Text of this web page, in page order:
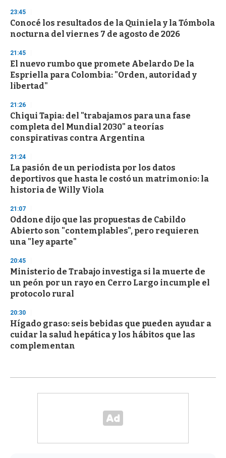
s
e
c
o
d
s
23:45
Conocé los resultados de la Quiniela y la Tómbola
nocturna del viernes 7 de agosto de 2026
21:45
El nuevo rumbo que promete Abelardo De la
Espriella para Colombia: "Orden, autoridad y
libertad"
21:26
Chiqui Tapia: del "trabajamos para una fase
completa del Mundial 2030" a teorías
conspirativas contra Argentina
21:24
La pasión de un periodista por los datos
deportivos que hasta le costó un matrimonio: la
historia de Willy Viola
21:07
Oddone dijo que las propuestas de Cabildo
Abierto son "contemplables", pero requieren
una "ley aparte"
20:45
Ministerio de Trabajo investiga si la muerte de
un peón por un rayo en Cerro Largo incumple el
protocolo rural
20:30
Hígado graso: seis bebidas que pueden ayudar a
cuidar la salud hepática y los hábitos que las
complementan